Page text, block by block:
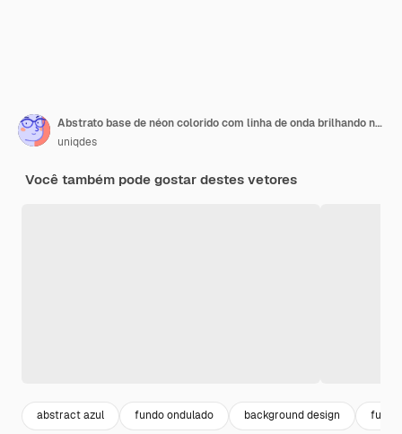
Abstrato base de néon colorido com linha de onda brilhando no escuro. Linhas de luzes 3d raios luminosos.
uniqdes
Você também pode gostar destes vetores
abstract azul fundo ondulado background design